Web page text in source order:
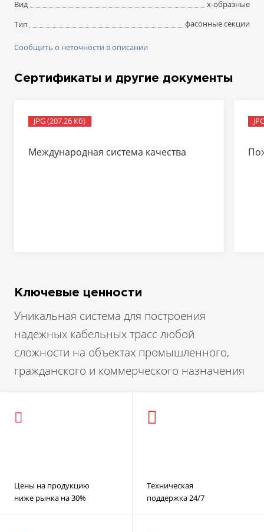
Вид
х-образные
Тип
фасонные секции
Сообщить о неточности в описании
Сертификаты и другие документы
JPG (207,26 Кб)
Международная система качества
Ключевые ценности
Уникальная система для построения
надежных кабельных трасс любой
сложности на объектах промышленного,
гражданского и коммерческого назначения
Цены на продукцию
ниже рынка на 30%
Техническая
поддержка 24/7